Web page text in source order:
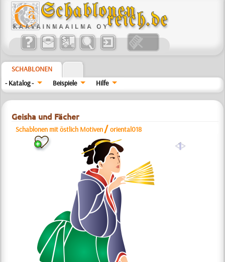
SCHABLONEN
- Katalog -
Beispiele Hilfe
Geisha und Fächer
Schablonen mit östlich Motiven /oriental018
a